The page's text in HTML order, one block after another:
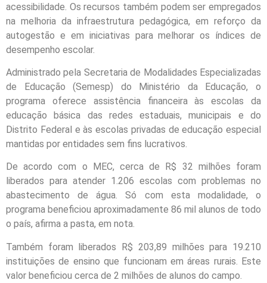
acessibilidade. Os recursos também podem ser empregados
na melhoria da infraestrutura pedagógica, em reforço da
autogestão e em iniciativas para melhorar os índices de
desempenho escolar.
Administrado pela Secretaria de Modalidades Especializadas
de Educação (Semesp) do Ministério da Educação, o
programa oferece assistência financeira às escolas da
educação básica das redes estaduais, municipais e do
Distrito Federal e às escolas privadas de educação especial
mantidas por entidades sem fins lucrativos.
De acordo com o MEC, cerca de R$ 32 milhões foram
liberados para atender 1.206 escolas com problemas no
abastecimento de água. Só com esta modalidade, o
programa beneficiou aproximadamente 86 mil alunos de todo
o país, afirma a pasta, em nota.
Também foram liberados R$ 203,89 milhões para 19.210
instituições de ensino que funcionam em áreas rurais. Este
valor beneficiou cerca de 2 milhões de alunos do campo.